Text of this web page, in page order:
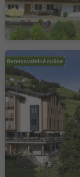
Rezervovatelné online